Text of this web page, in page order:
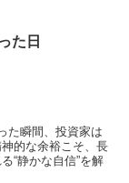
た日
た瞬間、投資家は
的な余裕こそ、長
“静かな自信”を解